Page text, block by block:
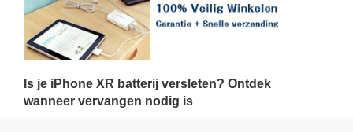
Is je iPhone XR batterij versleten? Ontdek
wanneer vervangen nodig is